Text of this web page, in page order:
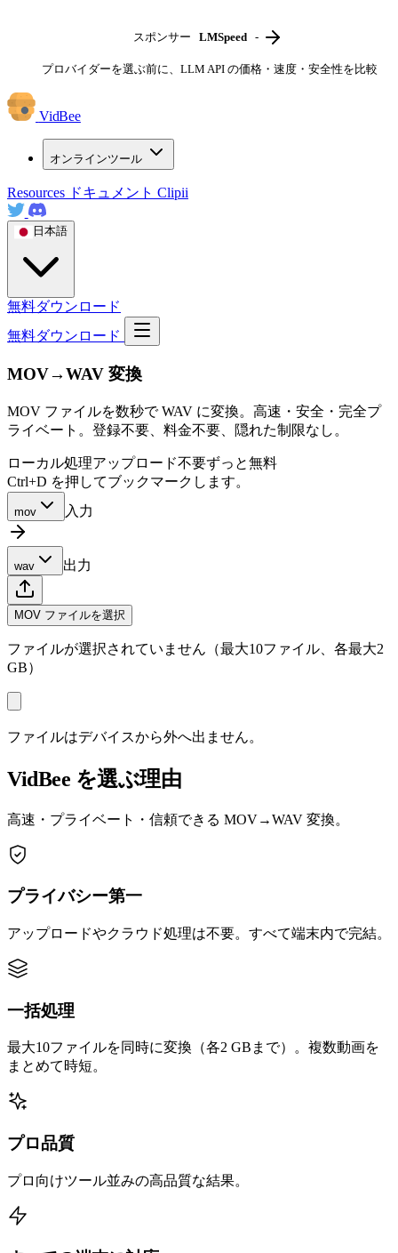
スポンサー LMSpeed -
プロバイダーを選ぶ前に、LLM API の価格・速度・安全性を比較
VidBee
オンラインツール
Resources ドキュメント Clipii
日本語
無料ダウンロード
無料ダウンロード
MOV→WAV 変換
MOV ファイルを数秒で WAV に変換。高速・安全・完全プ
ライベート。登録不要、料金不要、隠れた制限なし。
ローカル処理アップロード不要ずっと無料
Ctrl+D を押してブックマークします。
mov 入力
wav 出力
MOV ファイルを選択
ファイルが選択されていません（最大10ファイル、各最大2
GB）
ファイルはデバイスから外へ出ません。
VidBee を選ぶ理由
高速・プライベート・信頼できる MOV→WAV 変換。
プライバシー第一
アップロードやクラウド処理は不要。すべて端末内で完結。
一括処理
最大10ファイルを同時に変換（各2 GBまで）。複数動画を
まとめて時短。
プロ品質
プロ向けツール並みの高品質な結果。